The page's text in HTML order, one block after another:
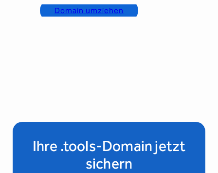
Domain umziehen
Ihre .tools-Domain jetzt
sichern